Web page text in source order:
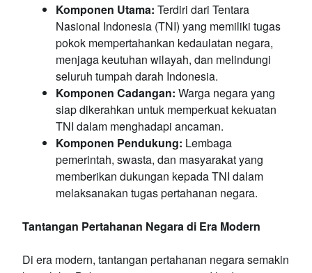
Komponen Utama: Terdiri dari Tentara
Nasional Indonesia (TNI) yang memiliki tugas
pokok mempertahankan kedaulatan negara,
menjaga keutuhan wilayah, dan melindungi
seluruh tumpah darah Indonesia.
Komponen Cadangan: Warga negara yang
siap dikerahkan untuk memperkuat kekuatan
TNI dalam menghadapi ancaman.
Komponen Pendukung: Lembaga
pemerintah, swasta, dan masyarakat yang
memberikan dukungan kepada TNI dalam
melaksanakan tugas pertahanan negara.
Tantangan Pertahanan Negara di Era Modern
Di era modern, tantangan pertahanan negara semakin